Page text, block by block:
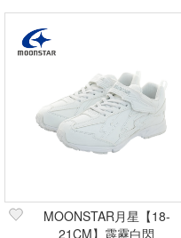
MOONSTAR月星【18-
21CM】霹靂白閃